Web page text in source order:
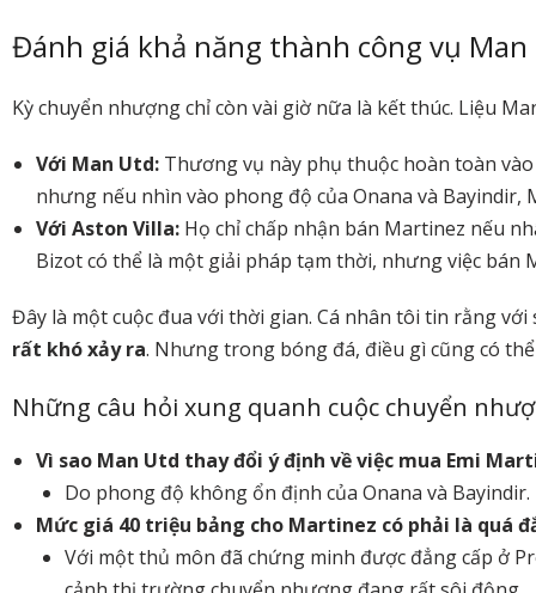
Đánh giá khả năng thành công vụ
Kỳ chuyển nhượng chỉ còn vài giờ nữa là kết thúc. Liệu
Với Man Utd: Thương vụ này phụ thuộc hoàn toàn
nhưng nếu nhìn vào phong độ của Onana và
Với Aston Villa: Họ chỉ chấp nhận bán Martinez nếu
Bizot có thể là một giải pháp tạm thời, nhưng việc
Đây là một cuộc đua với thời gian. Cá nhân tôi tin rằng
rất khó xảy ra. Nhưng trong bóng đá, điều gì cũng có
Những câu hỏi xung quanh cuộc chuyển
Vì sao Man Utd thay đổi ý định về việc mua Emi
Do phong độ không ổn định của Onana và
Mức giá 40 triệu bảng cho Martinez có phải là quá
Với một thủ môn đã chứng minh được đẳng cấp ở